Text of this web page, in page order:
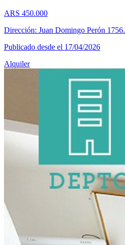
ARS 450.000
Dirección: Juan Domingo Perón 1756.
Publicado desde el 17/04/2026
Alquiler